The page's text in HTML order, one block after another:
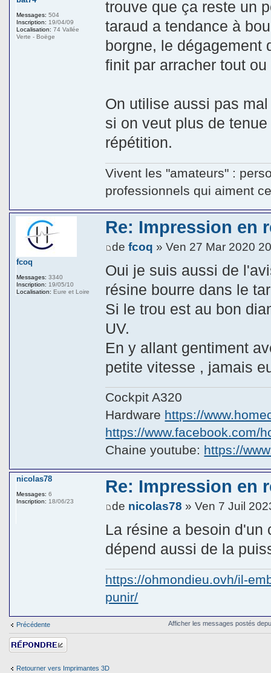
trouve que ça reste un
taraud a tendance à
borgne, le dégagement
finit par arracher tout
On utilise aussi pas
si on veut plus de
répétition.
Vivent les "amateurs" :
professionnels qui aiment
Messages: 504
Inscription: 19/04/09
Localisation: 74 Vallée
Verte - Boëge
Re: Impression en
defcoq » Ven 27 Mar 2020
Oui je suis aussi de
résine bourre dans le
Si le trou est au bon
UV.
En y allant gentiment
petite vitesse , jamais
Cockpit A320
Hardware https://
https://www.facebook.com/
Chaine youtube: https://
fcoq
Messages: 3340
Inscription: 19/05/10
Localisation: Eure et Loire
Re: Impression en
de nicolas78 » Ven 7 Juil
La résine a besoin d'un
dépend aussi de la
https://ohmondieu.ovh/il-
punir/
nicolas78
Messages: 6
Inscription: 18/06/23
Précédente Afficher les messages postés
Répondre
Retourner vers Imprimantes 3D